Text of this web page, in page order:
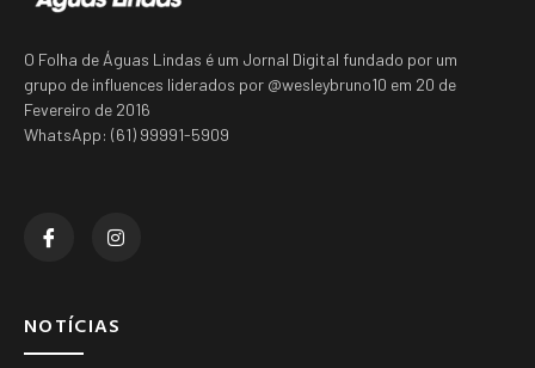
O Folha de Águas Lindas é um Jornal Digital fundado por um
grupo de influences liderados por @wesleybruno10 em 20 de
Fevereiro de 2016
WhatsApp: (61) 99991-5909
NOTÍCIAS